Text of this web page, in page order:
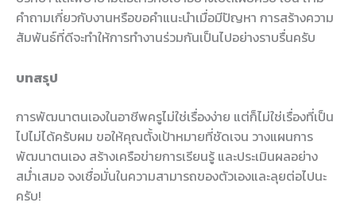
คำถามเกี่ยวกับงานหรือขอคำแนะนำเมื่อมีปัญหา การสร้างความ
สัมพันธ์ที่ดีจะทำให้การทำงานร่วมกันเป็นไปอย่างราบรื่นครับ
บทสรุป
การพัฒนาตนเองในอาชีพครูไม่ใช่เรื่องง่าย แต่ก็ไม่ใช่เรื่องที่เป็น
ไปไม่ได้ครับผม ขอให้คุณตั้งเป้าหมายที่ชัดเจน วางแผนการ
พัฒนาตนเอง สร้างเครือข่ายการเรียนรู้ และประเมินผลอย่าง
สม่ำเสมอ จงเชื่อมั่นในความสามารถของตัวเองและลุยต่อไปนะ
ครับ!